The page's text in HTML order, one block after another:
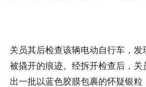
关员其后检查该辆电动自行车，发
被撬开的痕迹。经拆开检查后，关
出一批以蓝色胶膜包裹的怀疑银粒